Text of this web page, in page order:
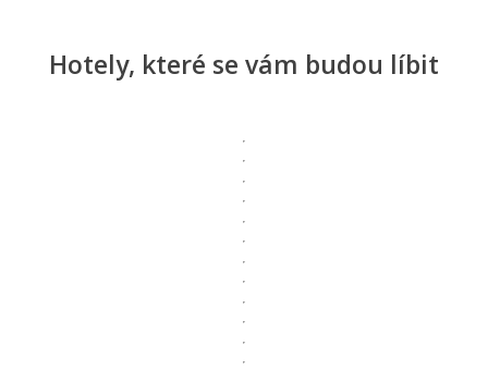
Hotely, které se vám budou líbit